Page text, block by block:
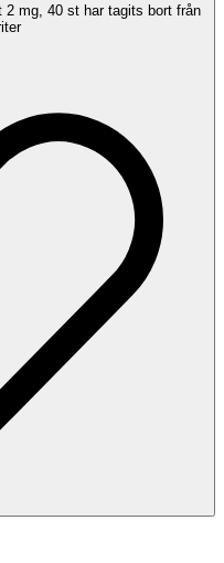
2 mg, 40 st har tagits bort från